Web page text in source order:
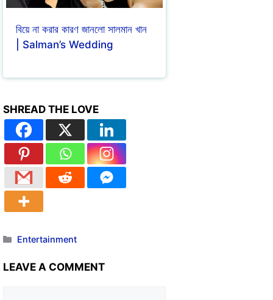
বিয়ে না করার কারণ জানলো সালমান খান
| Salman’s Wedding
SHREAD THE LOVE
Entertainment
LEAVE A COMMENT